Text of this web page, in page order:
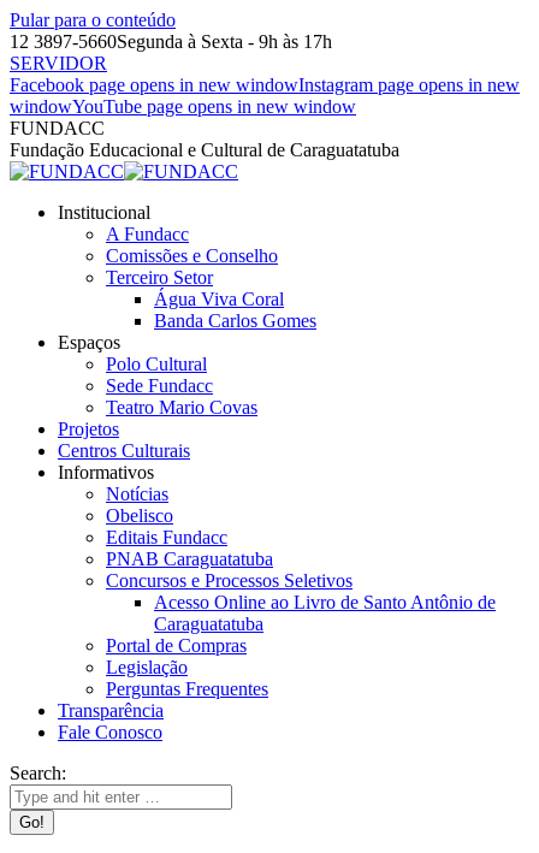
Pular para o conteúdo
12 3897-5660Segunda à Sexta - 9h às 17h
SERVIDOR
Facebook page opens in new windowInstagram page opens in new
windowYouTube page opens in new window
FUNDACC
Fundação Educacional e Cultural de Caraguatatuba
Institucional
A Fundacc
Comissões e Conselho
Terceiro Setor
Água Viva Coral
Banda Carlos Gomes
Espaços
Polo Cultural
Sede Fundacc
Teatro Mario Covas
Projetos
Centros Culturais
Informativos
Notícias
Obelisco
Editais Fundacc
PNAB Caraguatatuba
Concursos e Processos Seletivos
Acesso Online ao Livro de Santo Antônio de
Caraguatatuba
Portal de Compras
Legislação
Perguntas Frequentes
Transparência
Fale Conosco
Search: